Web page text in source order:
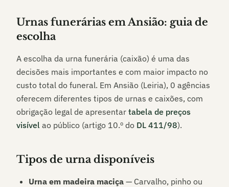
Urnas funerárias emAnsião: guia de
escolha
A escolha da urna funerária (caixão) é uma das
decisões mais importantes e com maior impacto no
custo total do funeral. Em Ansião (Leiria), 0 agências
oferecem diferentes tipos de urnas e caixões, com
obrigação legal de apresentar tabela de preços
visível ao público (artigo 10.º do DL 411/98).
Tipos de urna disponíveis
Urna em madeira maciça — Carvalho, pinho ou